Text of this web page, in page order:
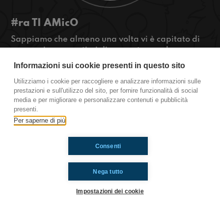
#ra TI AMicO
Sappiamo che almeno una volta vi è capitato di
pronunciare o sentirvi dire queste parole... ma
da quale parte è peggio stare?
#OkkinSu www.radioimmaginaria.it
Ravenna
Ti è piaciuto? Condividilo!
Informazioni sui cookie presenti in questo sito
Utilizziamo i cookie per raccogliere e analizzare informazioni sulle
prestazioni e sull'utilizzo del sito, per fornire funzionalità di social
media e per migliorare e personalizzare contenuti e pubblicità
presenti.
Per saperne di più
Nega tutto
Consenti
Impostazioni dei cookie